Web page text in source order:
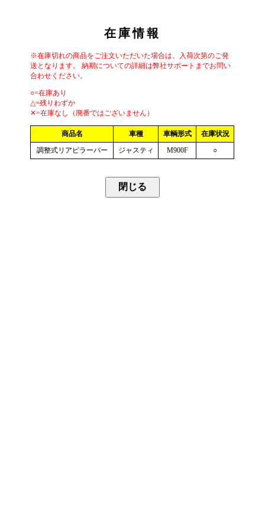
在庫情報
※在庫切れの商品をご注文いただいた場合は、入荷次第のご発
送となります。 納期についての詳細は弊社サポートまでお問い
合わせください。
○=在庫あり
△=残りわずか
✕=在庫なし（廃番ではございません）
商品名 車種 車輌形式
在庫状況
調整式リアピラーバー
ジャスティ M900F ○